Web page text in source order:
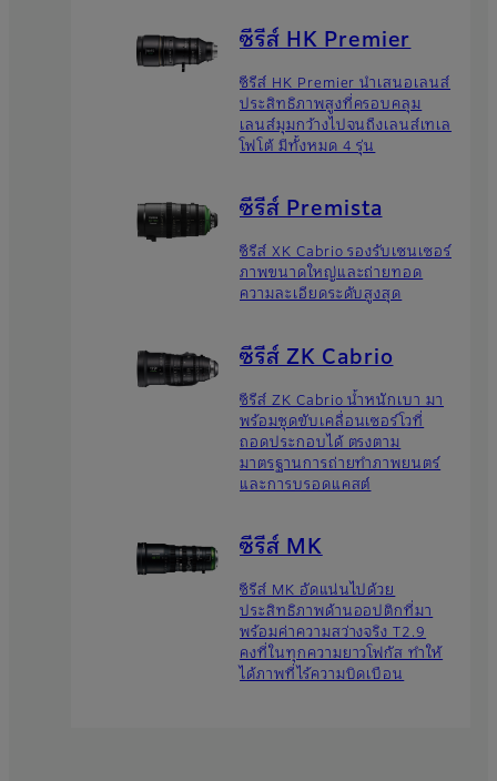
ซีรีส์ HK Premier
ซีรีส์ HK Premier นำเสนอเลนส์
ประสิทธิภาพสูงที่ครอบคลุม
เลนส์มุมกว้างไปจนถึงเลนส์เทเล
โฟโต้ มีทั้งหมด 4 รุ่น
ซีรีส์ Premista
ซีรีส์ XK Cabrio รองรับเซนเซอร์
ภาพขนาดใหญ่และถ่ายทอด
ความละเอียดระดับสูงสุด
ซีรีส์ ZK Cabrio
ซีรีส์ ZK Cabrio น้ำหนักเบา มา
พร้อมชุดขับเคลื่อนเซอร์โวที่
ถอดประกอบได้ ตรงตาม
มาตรฐานการถ่ายทำภาพยนตร์
และการบรอดแคสต์
ซีรีส์ MK
ซีรีส์ MK อัดแน่นไปด้วย
ประสิทธิภาพด้านออปติกที่มา
พร้อมค่าความสว่างจริง T2.9
คงที่ในทุกความยาวโฟกัส ทำให้
ได้ภาพที่ไร้ความบิดเบือน